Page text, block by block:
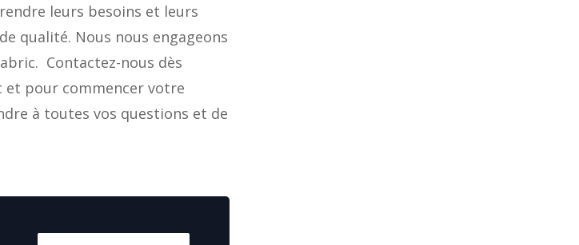
leurs besoins et leurs
qualité. Nous nous engageons
Contactez-nous dès
et pour commencer votre
à toutes vos questions et de